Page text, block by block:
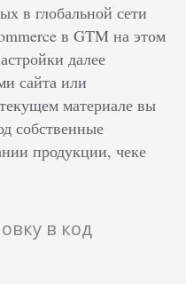
в глобальной сети
в GTM на этом
далее
сайта или
материале вы
собственные
продукции, чеке
в код